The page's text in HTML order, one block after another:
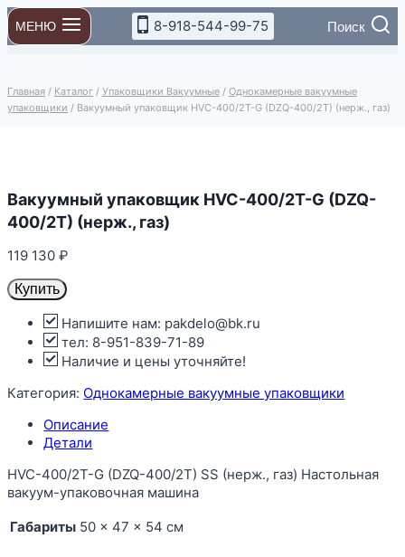
Перейти
к
содержимому
МЕНЮ 8-918-544-99-75 Поиск
Главная / Каталог / Упаковщики Вакуумные / Однокамерные вакуумные
упаковщики / Вакуумный упаковщик HVC-400/2T-G (DZQ-400/2T) (нерж., газ)
Вакуумный упаковщик HVC-400/2T-G (DZQ-
400/2T) (нерж., газ)
119 130₽
Купить
Напишите нам: pakdelo@bk.ru
тел: 8-951-839-71-89
Наличие и цены уточняйте!
Категория: Однокамерные вакуумные упаковщики
Описание
Детали
HVC-400/2T-G (DZQ-400/2T) SS (нерж., газ) Настольная
вакуум-упаковочная машина
Габариты 50 × 47 × 54 см